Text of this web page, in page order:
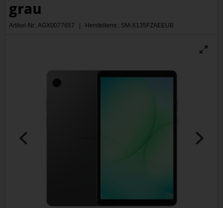
grau
Artikel-Nr.: AGX0077657 | Herstellernr.: SM-X135FZAEEUB